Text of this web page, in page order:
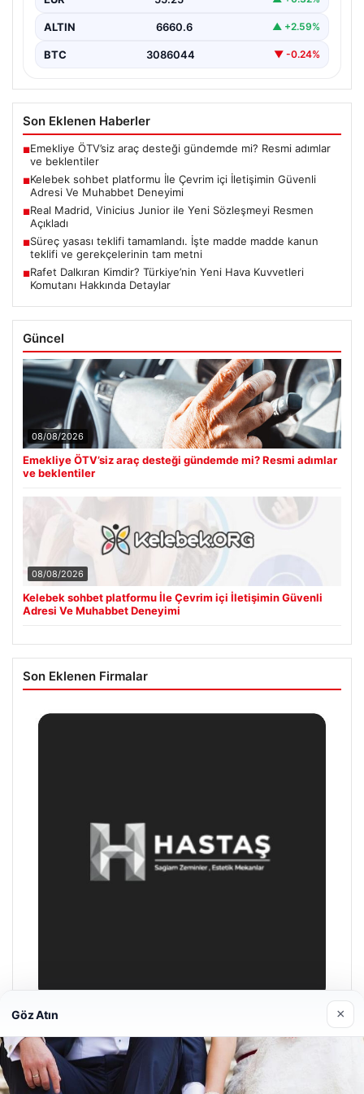
ALTIN 6660.6 ▲ +2.59%
BTC 3086044 ▼ -0.24%
Son Eklenen Haberler
■Emekliye ÖTV’siz araç desteği gündemde mi? Resmi adımlar
ve beklentiler
■Kelebek sohbet platformu İle Çevrim içi İletişimin Güvenli
Adresi Ve Muhabbet Deneyimi
■Real Madrid, Vinicius Junior ile Yeni Sözleşmeyi Resmen
Açıkladı
■Süreç yasası teklifi tamamlandı. İşte madde madde kanun
teklifi ve gerekçelerinin tam metni
■Rafet Dalkıran Kimdir? Türkiye’nin Yeni Hava Kuvvetleri
Komutanı Hakkında Detaylar
Güncel
08/08/2026
Emekliye ÖTV’siz araç desteği gündemde mi? Resmi adımlar
ve beklentiler
08/08/2026
Kelebek sohbet platformu İle Çevrim içi İletişimin Güvenli
Adresi Ve Muhabbet Deneyimi
Son Eklenen Firmalar
Hastaş Beton
26/05/2026
Göz Atın ×